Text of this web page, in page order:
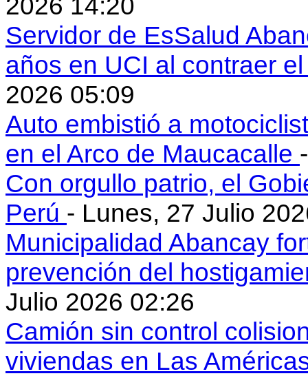
Servidor de EsSalud
años en UCI al contraer
2026 05:09
Auto embistió a
en el Arco de Maucacalle
Con orgullo patrio, el
Perú - Lunes, 27 Julio
Municipalidad Abancay
prevención del
Julio 2026 02:26
Camión sin control
viviendas en Las